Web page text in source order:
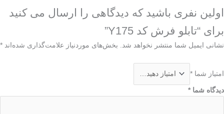
اولین نفری باشید که دیدگاهی را ارسال می کنید
برای “تابلو فرش کد Y175”
نشانی ایمیل شما منتشر نخواهد شد. بخش‌های موردنیاز علامت‌گذاری شده‌اند *
امتیاز شما *
دیدگاه شما *